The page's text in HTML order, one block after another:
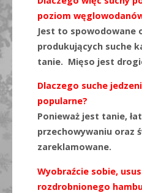
poziom
Jest to spowodowane
produkujących suche
tanie. Mięso jest
Dlaczego suche
popularne?
Ponieważ jest tanie,
przechowywaniu oraz
zareklamowane.
Wyobraźcie sobie,
rozdrobnionego